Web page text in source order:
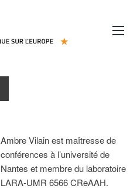
Ambre Vilain est maîtresse de
conférences à l’université de
Nantes et membre du laboratoire
LARA-UMR 6566 CReAAH.